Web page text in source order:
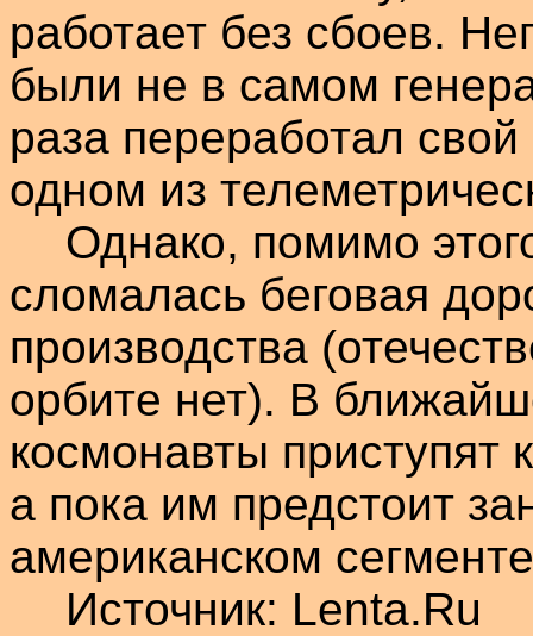
работает без сбоев.
были не в самом
раза переработал
одном из
Однако, помимо
сломалась беговая
производства
орбите нет). В
космонавты приступят
а пока им предстоит
американском
Источник: Lenta.Ru